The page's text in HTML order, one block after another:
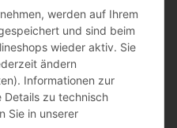
werden auf Ihrem
und sind beim
wieder aktiv. Sie
ändern
Informationen zur
Details zu technisch
Sie in unserer